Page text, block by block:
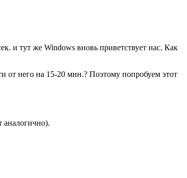
и тут же Windows вновь приветствует нас. Как
от него на 15-20 мин.? Поэтому попробуем этот
аналогично).